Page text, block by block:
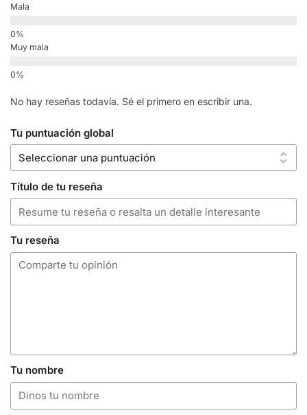
Mala
Muy mala
No hay reseñas todavía. Sé el primero en escribir una.
Tu puntuación global
Título de tu reseña
Tu reseña
Tu nombre